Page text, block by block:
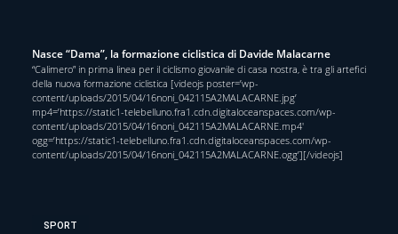
Nasce “Dama”, la formazione ciclistica di Davide Malacarne
“Calimero” in prima linea per il ciclismo giovanile di casa nostra, è tra gli artefici
della nuova formazione ciclistica [videojs poster=’wp-
content/uploads/2015/04/16noni_042115A2MALACARNE.jpg’
mp4=’https://static1-telebelluno.fra1.cdn.digitaloceanspaces.com/wp-
content/uploads/2015/04/16noni_042115A2MALACARNE.mp4′
ogg=’https://static1-telebelluno.fra1.cdn.digitaloceanspaces.com/wp-
content/uploads/2015/04/16noni_042115A2MALACARNE.ogg’][/videojs]
SPORT